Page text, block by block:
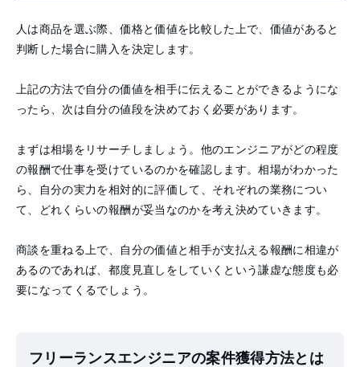
人は商品を選ぶ際、価格と価値を比較した上で、価値があると
判断した場合に購入を決定します。
上記の方法で自分の価値を相手に伝えることができるようにな
ったら、次は自分の値段を決めておく必要があります。
まずは相場をリサーチしましょう。他のエンジニアがどの程度
の報酬で仕事を受けているのかを確認します。相場がわかった
ら、自分の実力を相対的に評価して、それぞれの業務につい
て、どれくらいの報酬が妥当なのかを考え決めていきます。
商談を重ねる上で、自分の価値と相手が支払える報酬に相違が
あるのであれば、都度見直しをしていくという謙虚な態度も必
要になってくるでしょう。
フリーランスエンジニアの案件獲得方法とは